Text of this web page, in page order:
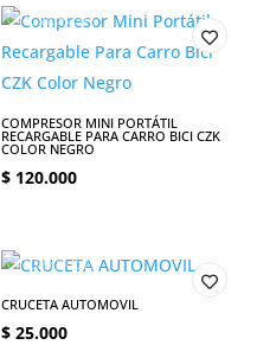
COMPRESOR MINI PORTÁTIL
RECARGABLE PARA CARRO BICI CZK
COLOR NEGRO
$ 120.000
CRUCETA AUTOMOVIL
$ 25.000